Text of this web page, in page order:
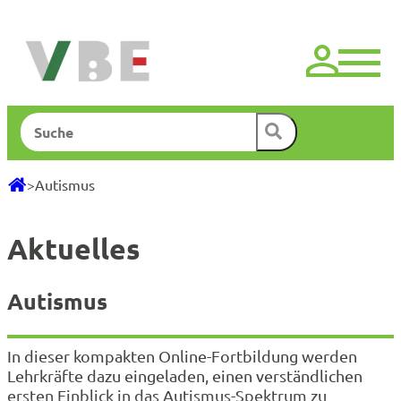
springen
Suchen
>Autismus
Aktuelles
Autismus
In dieser kompakten Online-Fortbildung werden
Lehrkräfte dazu eingeladen, einen verständlichen
ersten Einblick in das Autismus-Spektrum zu